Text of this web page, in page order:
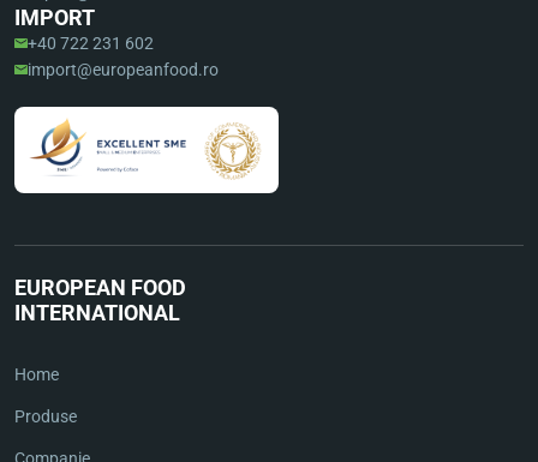
IMPORT
+40 722 231 602
import@europeanfood.ro
EUROPEAN FOOD
INTERNATIONAL
Home
Produse
Companie